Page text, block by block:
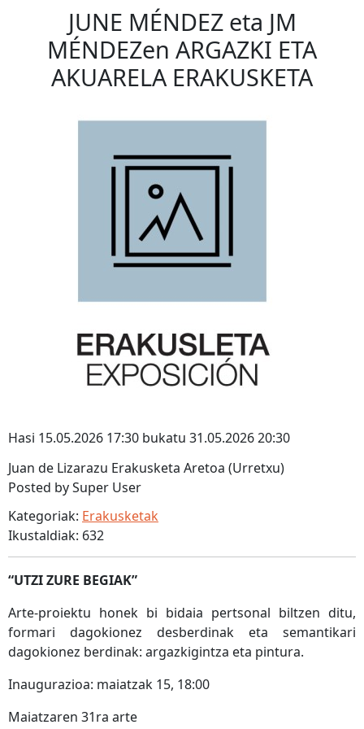
JUNE MÉNDEZ eta JM
MÉNDEZen ARGAZKI ETA
AKUARELA ERAKUSKETA
Hasi 15.05.2026 17:30 bukatu 31.05.2026 20:30
Juan de Lizarazu Erakusketa Aretoa (Urretxu)
Posted by Super User
Kategoriak: Erakusketak
Ikustaldiak: 632
“UTZI ZURE BEGIAK”
Arte-proiektu honek bi bidaia pertsonal biltzen ditu,
formari dagokionez desberdinak eta semantikari
dagokionez berdinak: argazkigintza eta pintura.
Inaugurazioa: maiatzak 15, 18:00
Maiatzaren 31ra arte